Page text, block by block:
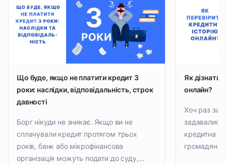
Що буде, якщо не платити кредит 3
роки: наслідки, відповідальність, строк
давності
Борг нікуди не зникає. Якщо ви не
сплачували кредит протягом трьох
років, банк або мікрофінансова
організація можуть подати до суду,...
Як
онлайн?
Хоч раз за
кредитна